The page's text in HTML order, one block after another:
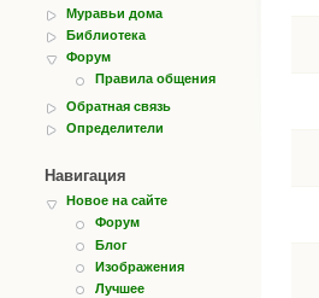
Муравьи дома
Библиотека
Форум
Правила общения
Обратная связь
Определители
Навигация
Новое на сайте
Форум
Блог
Изображения
Лучшее